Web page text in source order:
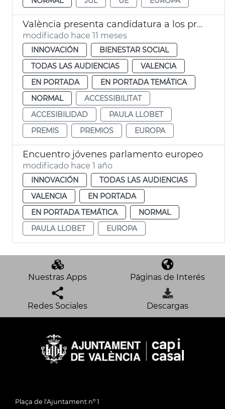
València presenta candidatura a los premios europeos de accesibilidad
modificado hace 11 meses
INNOVACIÓN
BIENESTAR SOCIAL
TODAS LAS AUDIENCIAS
VALENCIA
EN PORTADA
EN PORTADA TEMÁTICA
NORMAL
ACCESSIBILITAT
ACCESIBILIDAD
PAULA LLOBET
PREMIS
PREMIOS EUROPA
Encuentro jóvenes parlamento europeo
modificado hace 1 año
INNOVACIÓN
TODAS LAS AUDIENCIAS
VALENCIA
EN PORTADA
EN PORTADA TEMÁTICA
NORMAL
PAULA LLOBET
EUROPA
Nuestras Apps Páginas de Interés
Redes Sociales Descargas
Plaça de l'Ajuntament nº 1